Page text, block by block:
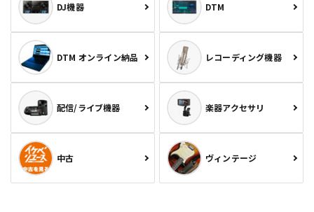
DJ機器 DTM
DTM オンライン納品 レコーディング機器
配信/ライブ機器 楽器アクセサリ
中古 ヴィンテージ